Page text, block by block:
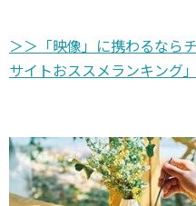
＞＞「映像」に携わるなら
サイトおススメランキング」